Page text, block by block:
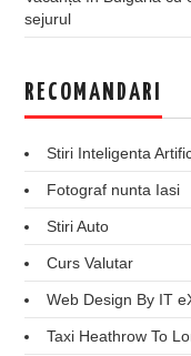
sejurul
RECOMANDARI
Stiri Inteligenta
Fotograf nunta Iasi
Stiri Auto
Curs Valutar
Web Design By IT
Taxi Heathrow To